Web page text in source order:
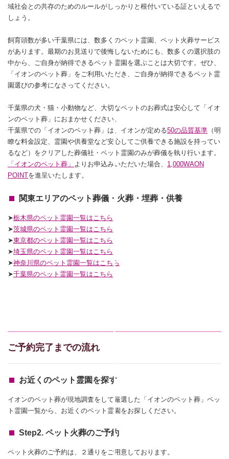
域社会との共存のためのルールがしっかりと根付いている証といえるで
しょう。
飼育頭数が多い千葉県には、数多くのペット霊園、ペット火葬サービス
があります。最期のお見送りで後悔しないためにも、数多くの選択肢の
中から、ご自身が納得できるペット霊園を選ぶことは大切です。ぜひ、
「イオンのペット葬」をご利用いただき、ご自身が納得できるペット霊
園選びの参考になさってください。
千葉県の犬・猫・小動物など、大切なペットのお葬式は安心して「イオ
ンのペット葬」におまかせください。
千葉県での「イオンのペット葬」は、イオンが定める50の品質基準 （明
瞭な料金設定、霊園や供養堂など安心してご供養できる施設を持ってい
るなど）をクリアした葬儀社・ペット霊園のみが葬儀を執り行います。
「イオンのペット葬」 よりお申込みいただいた場合、 1,000WAON
POINTを進呈いたします。
関東エリアのペット葬儀・火葬・埋葬・供養
➤栃木県のペット霊園一覧はこちら
➤茨城県のペット霊園一覧はこちら
➤東京都のペット霊園一覧はこちら
➤埼玉県のペット霊園一覧はこちら
➤神奈川県のペット霊園一覧はこちら
➤千葉県のペット霊園一覧はこちら
ご予約完了までの流れ
お近くのペット霊園を探す
イオンのペット葬が現地調査をして厳選した「イオンのペット葬」ペッ
ト霊園一覧から、お近くのペット霊園をお探しください。
Step2. ペット火葬のご予約
ペット火葬のご予約は、２通りをご用意しております。